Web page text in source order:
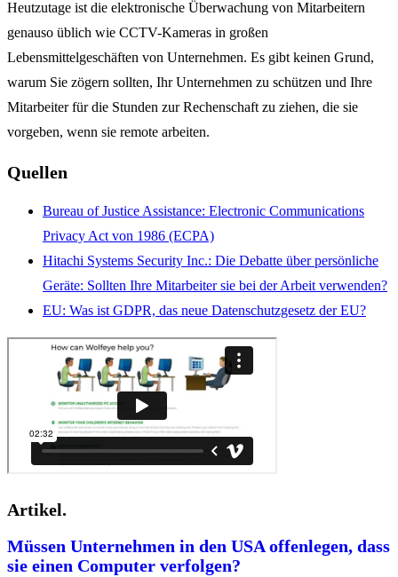
Heutzutage ist die elektronische Überwachung von Mitarbeitern
genauso üblich wie CCTV-Kameras in großen
Lebensmittelgeschäften von Unternehmen. Es gibt keinen Grund,
warum Sie zögern sollten, Ihr Unternehmen zu schützen und Ihre
Mitarbeiter für die Stunden zur Rechenschaft zu ziehen, die sie
vorgeben, wenn sie remote arbeiten.
Quellen
Bureau of Justice Assistance: Electronic Communications
Privacy Act von 1986 (ECPA)
Hitachi Systems Security Inc.: Die Debatte über persönliche
Geräte: Sollten Ihre Mitarbeiter sie bei der Arbeit verwenden?
EU: Was ist GDPR, das neue Datenschutzgesetz der EU?
Artikel.
Müssen Unternehmen in den USA offenlegen, dass
sie einen Computer verfolgen?